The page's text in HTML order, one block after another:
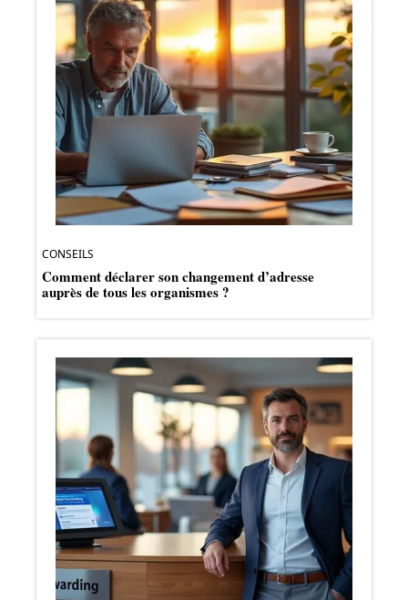
CONSEILS
Comment déclarer son changement d’adresse
auprès de tous les organismes ?